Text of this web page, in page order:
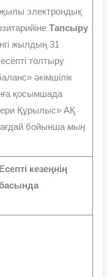
электрондық
Тапсыру
жылдың 31
есепті толтыру
әкімшілік
қосымшада
Құрылыс» АҚ
бойынша мың
Есепті кезеңнің